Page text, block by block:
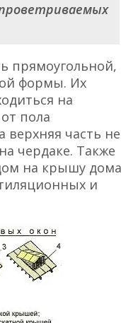
прямоугольной,
формы. Их
на
пола
верхняя часть не
чердаке. Также
на крышу дома
и